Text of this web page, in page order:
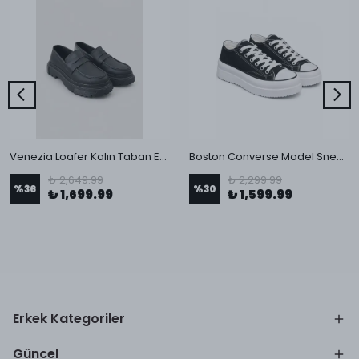
Venezia Loafer Kalın Taban Erkek Ayakkabı
%36
₺ 2,649.99
₺ 1,699.99
Boston Converse Model Sneaker Ayakkabı
%30
₺ 2,299.99
₺ 1,599.99
Erkek Kategoriler
Güncel